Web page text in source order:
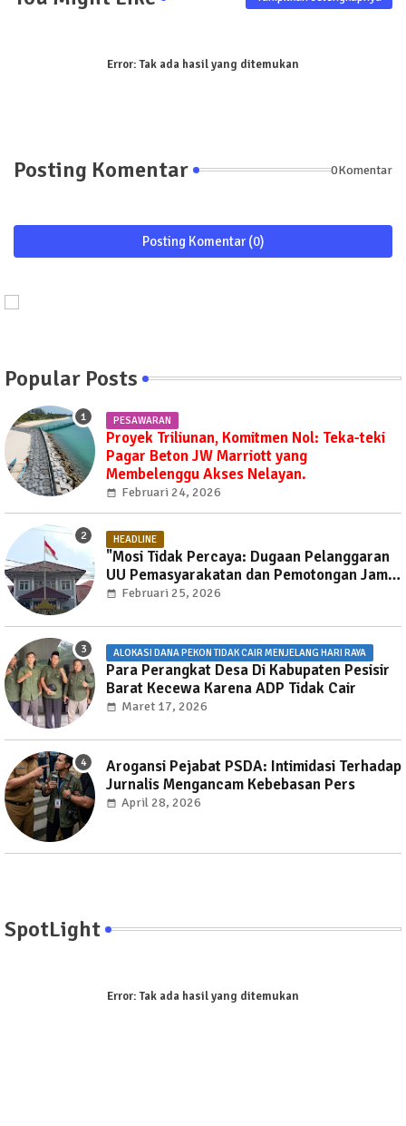
Error:Tak ada hasil yang ditemukan
Posting Komentar 0Komentar
Posting Komentar (0)
Popular Posts
PESAWARAN
Proyek Triliunan, Komitmen Nol: Teka-teki
Pagar Beton JW Marriott yang
Membelenggu Akses Nelayan.
Februari 24, 2026
HEADLINE
"Mosi Tidak Percaya: Dugaan Pelanggaran
UU Pemasyarakatan dan Pemotongan Jam
Layanan Publik di Rutan Way Huwi."
Februari 25, 2026
ALOKASI DANA PEKON TIDAK CAIR MENJELANG HARI RAYA
Para Perangkat Desa Di Kabupaten Pesisir
Barat Kecewa Karena ADP Tidak Cair
Maret 17, 2026
Arogansi Pejabat PSDA: Intimidasi Terhadap
Jurnalis Mengancam Kebebasan Pers
April 28, 2026
SpotLight
Error:Tak ada hasil yang ditemukan